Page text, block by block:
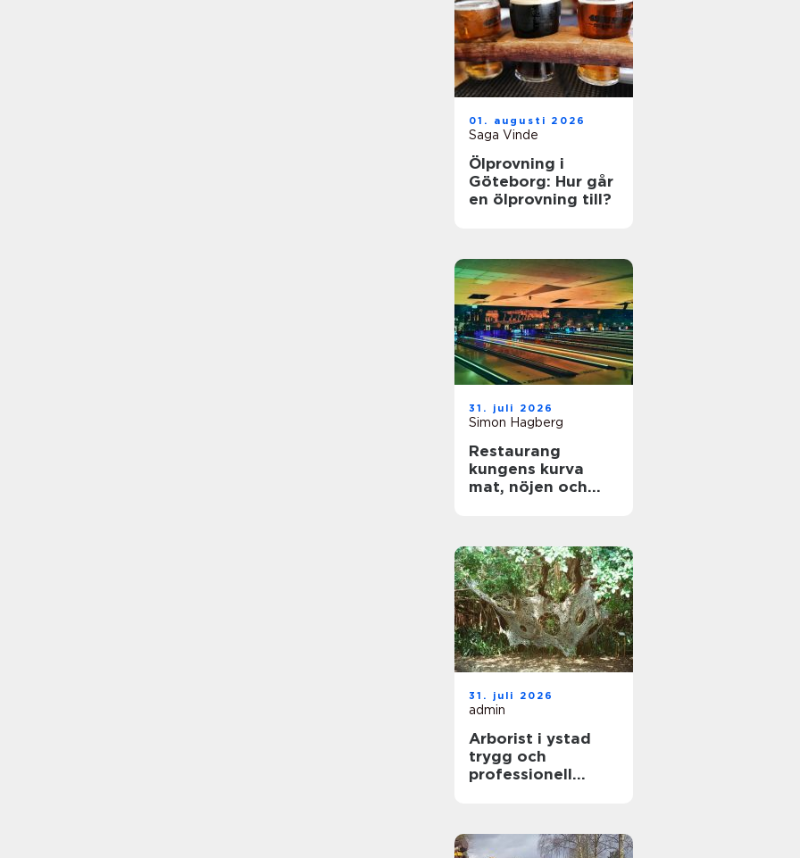
01. augusti 2026
Saga Vinde
Ölprovning i
Göteborg: Hur går
en ölprovning till?
31. juli 2026
Simon Hagberg
Restaurang
kungens kurva
mat, nöjen och
31. juli 2026
admin
Arborist i ystad
trygg och
professionell